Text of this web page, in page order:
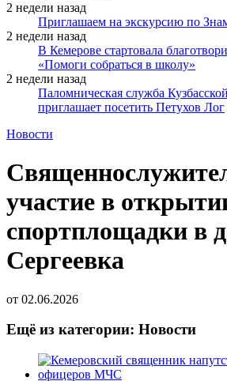
2 недели назад
Приглашаем на экскурсию по
2 недели назад
В Кемерове стартовала
«Помоги собраться в школу»
2 недели назад
Паломническая служба
приглашает посетить Петухов Лог
Новости
участие в
спортплощадки в
Сергеевка
от 02.06.2026
Ещё из категории: Новости